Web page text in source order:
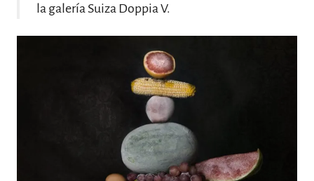
la galería Suiza Doppia V.